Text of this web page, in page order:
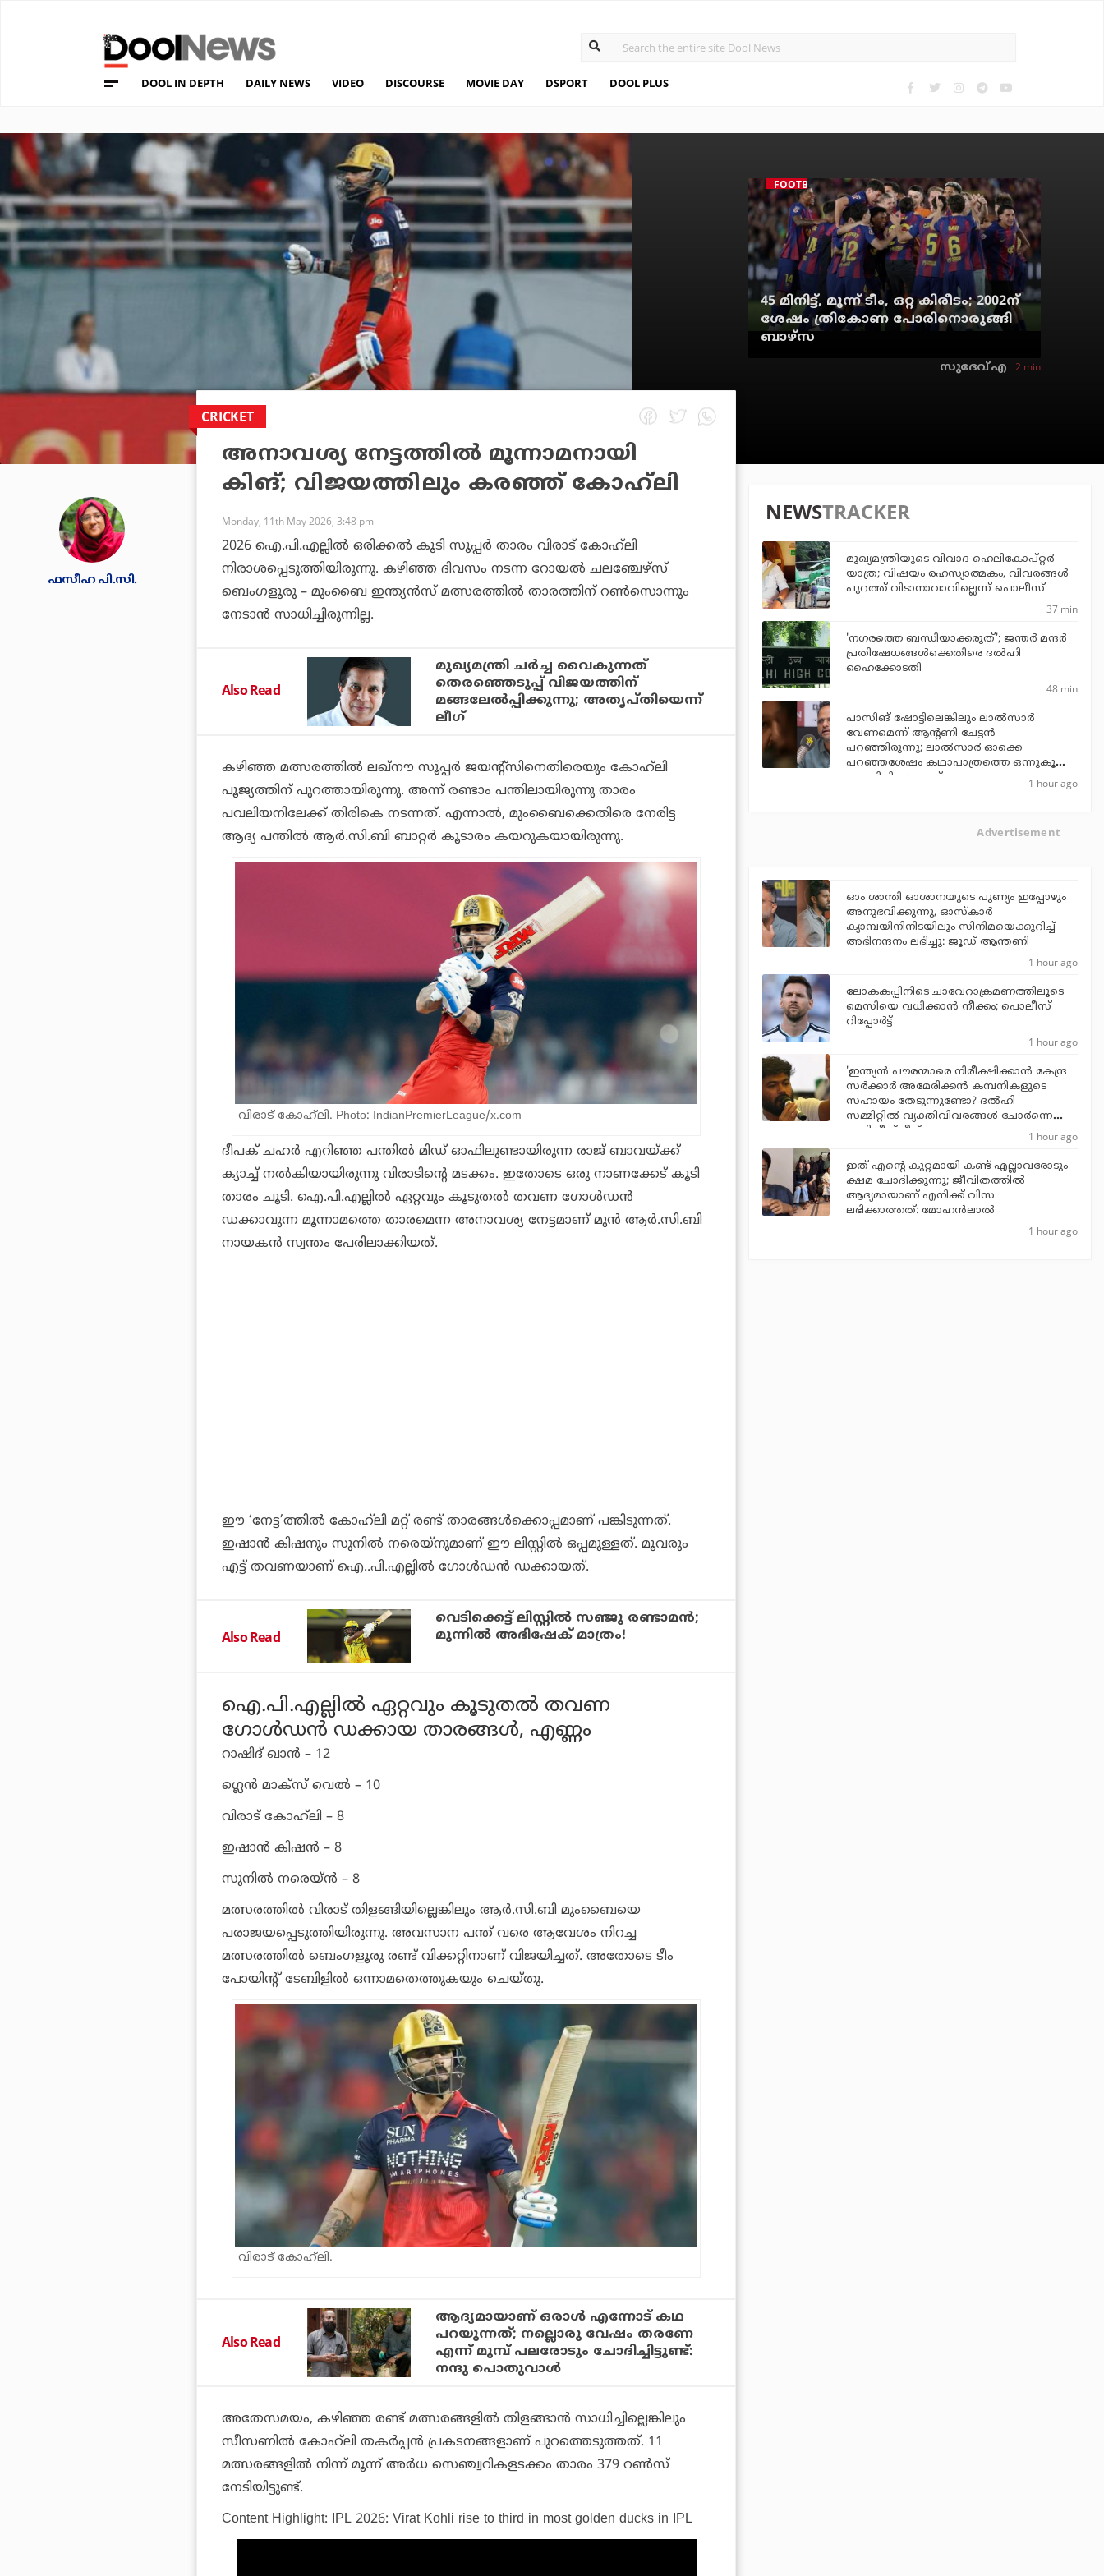
DOOL IN DEPTH DAILY NEWS VIDEO DISCOURSE MOVIE DAY DSPORT DOOL PLUS
FOOTBALL
45 മിനിട്ട്, മൂന്ന് ടീം, ഒറ്റ കിരീടം; 2002ന്
ശേഷം ത്രികോണ പോരിനൊരുങ്ങി
ബാഴ്‌സ
സുദേവ് എ 2 min
ഫസീഹ പി.സി.
CRICKET
അനാവശ്യ നേട്ടത്തില്‍ മൂന്നാമനായി
കിങ്; വിജയത്തിലും കരഞ്ഞ് കോഹ്‌ലി
Monday, 11th May 2026, 3:48 pm
2026 ഐ.പി.എല്ലില്‍ ഒരിക്കല്‍ കൂടി സൂപ്പര്‍ താരം വിരാട് കോഹ്‌ലി
നിരാശപ്പെടുത്തിയിരുന്നു. കഴിഞ്ഞ ദിവസം നടന്ന റോയല്‍ ചലഞ്ചേഴ്സ്
ബെംഗളൂരു – മുംബൈ ഇന്ത്യന്‍സ് മത്സരത്തില്‍ താരത്തിന് റണ്‍സൊന്നും
നേടാന്‍ സാധിച്ചിരുന്നില്ല.
Also Read
മുഖ്യമന്ത്രി ചര്‍ച്ച വൈകുന്നത്
തെരഞ്ഞെടുപ്പ് വിജയത്തിന്
മങ്ങലേല്‍പ്പിക്കുന്നു; അതൃപ്തിയെന്ന്
ലീഗ്
കഴിഞ്ഞ മത്സരത്തില്‍ ലഖ്‌നൗ സൂപ്പര്‍ ജയന്റ്സിനെതിരെയും കോഹ്‌ലി
പൂജ്യത്തിന് പുറത്തായിരുന്നു. അന്ന് രണ്ടാം പന്തിലായിരുന്നു താരം
പവലിയനിലേക്ക് തിരികെ നടന്നത്. എന്നാല്‍, മുംബൈക്കെതിരെ നേരിട്ട
ആദ്യ പന്തില്‍ ആര്‍.സി.ബി ബാറ്റര്‍ കൂടാരം കയറുകയായിരുന്നു.
വിരാട് കോഹ്‌ലി. Photo: IndianPremierLeague/x.com
ദീപക് ചഹര്‍ എറിഞ്ഞ പന്തില്‍ മിഡ് ഓഫിലുണ്ടായിരുന്ന രാജ് ബാവയ്ക്ക്
ക്യാച്ച് നല്‍കിയായിരുന്നു വിരാടിന്റെ മടക്കം. ഇതോടെ ഒരു നാണക്കേട് കൂടി
താരം ചൂടി. ഐ.പി.എല്ലില്‍ ഏറ്റവും കൂടുതല്‍ തവണ ഗോള്‍ഡന്‍
ഡക്കാവുന്ന മൂന്നാമത്തെ താരമെന്ന അനാവശ്യ നേട്ടമാണ് മുന്‍ ആര്‍.സി.ബി
നായകന്‍ സ്വന്തം പേരിലാക്കിയത്.
ഈ ‘നേട്ട’ത്തില്‍ കോഹ്‌ലി മറ്റ് രണ്ട് താരങ്ങള്‍ക്കൊപ്പമാണ് പങ്കിടുന്നത്.
ഇഷാന്‍ കിഷനും സുനില്‍ നരെയ്നുമാണ് ഈ ലിസ്റ്റില്‍ ഒപ്പമുള്ളത്. മൂവരും
എട്ട് തവണയാണ് ഐ..പി.എല്ലില്‍ ഗോള്‍ഡന്‍ ഡക്കായത്.
Also Read
വെടിക്കെട്ട് ലിസ്റ്റില്‍ സഞ്ജു രണ്ടാമന്‍;
മുന്നില്‍ അഭിഷേക് മാത്രം!
ഐ.പി.എല്ലില്‍ ഏറ്റവും കൂടുതല്‍ തവണ
ഗോള്‍ഡന്‍ ഡക്കായ താരങ്ങള്‍, എണ്ണം
റാഷിദ് ഖാന്‍ – 12
ഗ്ലെന്‍ മാക്‌സ് വെല്‍ – 10
വിരാട് കോഹ്‌ലി – 8
ഇഷാന്‍ കിഷന്‍ – 8
സുനില്‍ നരെയ്ന്‍ – 8
മത്സരത്തില്‍ വിരാട് തിളങ്ങിയില്ലെങ്കിലും ആര്‍.സി.ബി മുംബൈയെ
പരാജയപ്പെടുത്തിയിരുന്നു. അവസാന പന്ത് വരെ ആവേശം നിറച്ച
മത്സരത്തില്‍ ബെംഗളൂരു രണ്ട് വിക്കറ്റിനാണ് വിജയിച്ചത്. അതോടെ ടീം
പോയിന്റ് ടേബിളില്‍ ഒന്നാമതെത്തുകയും ചെയ്തു.
വിരാട് കോഹ്‌ലി.
Also Read
ആദ്യമായാണ് ഒരാൾ എന്നോട് കഥ
പറയുന്നത്; നല്ലൊരു വേഷം തരണേ
എന്ന് മുമ്പ് പലരോടും ചോദിച്ചിട്ടുണ്ട്:
നന്ദു പൊതുവാൾ
അതേസമയം, കഴിഞ്ഞ രണ്ട് മത്സരങ്ങളില്‍ തിളങ്ങാന്‍ സാധിച്ചില്ലെങ്കിലും
സീസണില്‍ കോഹ്‌ലി തകര്‍പ്പന്‍ പ്രകടനങ്ങളാണ് പുറത്തെടുത്തത്. 11
മത്സരങ്ങളില്‍ നിന്ന് മൂന്ന് അര്‍ധ സെഞ്ച്വറികളടക്കം താരം 379 റണ്‍സ്
നേടിയിട്ടുണ്ട്.
Content Highlight: IPL 2026: Virat Kohli rise to third in most golden ducks in IPL
NEWSTRACKER
മുഖ്യമന്ത്രിയുടെ വിവാദ ഹെലികോപ്റ്റര്‍
യാത്ര; വിഷയം രഹസ്യാത്മകം, വിവരങ്ങള്‍
പുറത്ത് വിടാനാവാവില്ലെന്ന് പൊലീസ്
37 min
'നഗരത്തെ ബന്ധിയാക്കരുത്'; ജന്തര്‍ മന്ദര്‍
പ്രതിഷേധങ്ങള്‍ക്കെതിരെ ദല്‍ഹി
ഹൈക്കോടതി
48 min
പാസിങ് ഷോട്ടിലെങ്കിലും ലാല്‍സാര്‍
വേണമെന്ന് ആന്റണി ചേട്ടന്‍
പറഞ്ഞിരുന്നു; ലാല്‍സാര്‍ ഓക്കെ
പറഞ്ഞശേഷം കഥാപാത്രത്തെ ഒന്നുകൂടി
പൊലിപ്പിച്ചു: ജൂഡ്
1 hour ago
Advertisement
ഓം ശാന്തി ഓശാനയുടെ പുണ്യം ഇപ്പോഴും
അനുഭവിക്കുന്നു, ഓസ്കാർ
ക്യാമ്പയിനിനിടയിലും സിനിമയെക്കുറിച്ച്
അഭിനന്ദനം ലഭിച്ചു: ജൂഡ് ആന്തണി
1 hour ago
ലോകകപ്പിനിടെ ചാവേറാക്രമണത്തിലൂടെ
മെസിയെ വധിക്കാന്‍ നീക്കം; പൊലീസ്
റിപ്പോര്‍ട്ട്
1 hour ago
'ഇന്ത്യന്‍ പൗരന്മാരെ നിരീക്ഷിക്കാന്‍ കേന്ദ്ര
സര്‍ക്കാര്‍ അമേരിക്കന്‍ കമ്പനികളുടെ
സഹായം തേടുന്നുണ്ടോ? ദല്‍ഹി
സമ്മിറ്റില്‍ വ്യക്തിവിവരങ്ങള്‍ ചോര്‍ന്നെന്ന്
അഭിജീത് ദീപ്‌കെ
1 hour ago
ഇത് എന്റെ കുറ്റമായി കണ്ട് എല്ലാവരോടും
ക്ഷമ ചോദിക്കുന്നു; ജീവിതത്തിൽ
ആദ്യമായാണ് എനിക്ക് വിസ
ലഭിക്കാത്തത്: മോഹൻലാൽ
1 hour ago